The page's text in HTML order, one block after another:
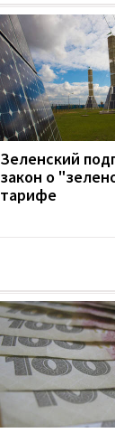
Зеленский
закон о
тарифе